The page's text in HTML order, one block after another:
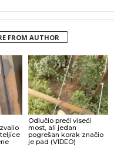
FROM AUTHOR
Odlučio preći viseći
most, ali jedan
pogrešan korak značio
je pad (VIDEO)